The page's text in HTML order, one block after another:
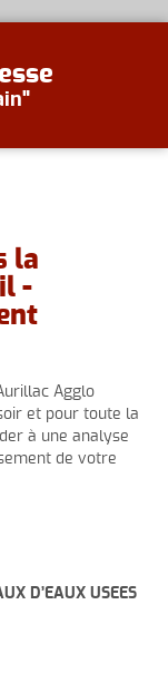
la
-
Agglo
et pour toute la
à une analyse
de votre
D’EAUX USEES